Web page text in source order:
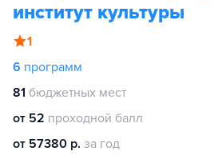
институт культуры
1
6 программ
81 бюджетных мест
от 52 проходной балл
от 57380 р. за год